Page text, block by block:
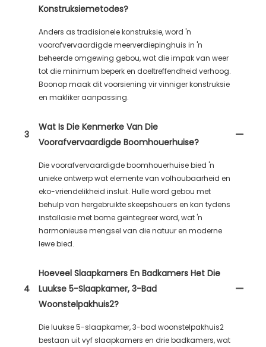
Konstruksiemetodes?
Anders as tradisionele konstruksie, word 'n
voorafvervaardigde meerverdiepinghuis in 'n
beheerde omgewing gebou, wat die impak van weer
tot die minimum beperk en doeltreffendheid verhoog.
Boonop maak dit voorsiening vir vinniger konstruksie
en makliker aanpassing.
3
Wat Is Die Kenmerke Van Die
Voorafvervaardigde Boomhouerhuise?
Die voorafvervaardigde boomhouerhuise bied 'n
unieke ontwerp wat elemente van volhoubaarheid en
eko-vriendelikheid insluit. Hulle word gebou met
behulp van hergebruikte skeepshouers en kan tydens
installasie met bome geïntegreer word, wat 'n
harmonieuse mengsel van die natuur en moderne
lewe bied.
4
Hoeveel Slaapkamers En Badkamers Het Die
Luukse 5-Slaapkamer, 3-Bad
Woonstelpakhuis2?
Die luukse 5-slaapkamer, 3-bad woonstelpakhuis2
bestaan ​​uit vyf slaapkamers en drie badkamers, wat